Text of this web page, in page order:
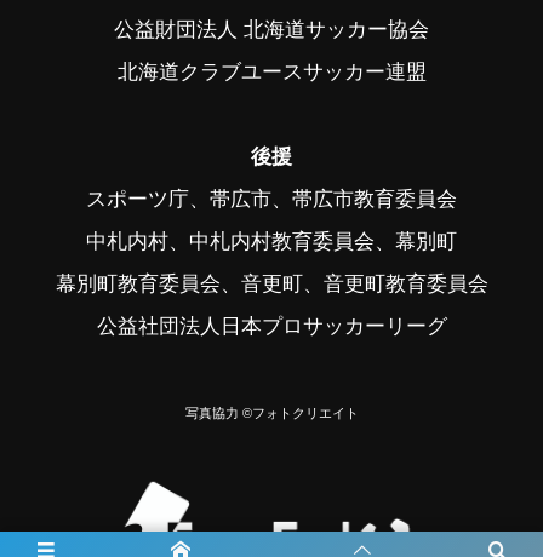
公益財団法人 北海道サッカー協会
北海道クラブユースサッカー連盟
後援
スポーツ庁、帯広市、帯広市教育委員会
中札内村、中札内村教育委員会、幕別町
幕別町教育委員会、音更町、音更町教育委員会
公益社団法人日本プロサッカーリーグ
写真協力 ©フォトクリエイト